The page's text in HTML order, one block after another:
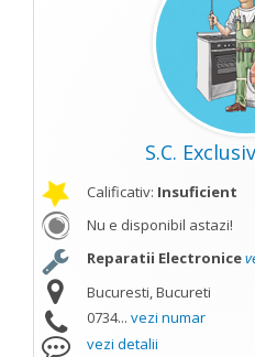
S.C.
Calificativ: Insuficient
Nu e disponibil astazi!
Reparatii Electronice
Bucuresti, Bucureti
0734... vezi numar
vezi detalii